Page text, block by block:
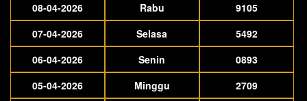
08-04-2026
Rabu
9105
07-04-2026
Selasa
5492
06-04-2026
Senin
0893
05-04-2026
Minggu
2709